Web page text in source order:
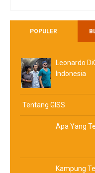
POPULER
Leonardo
Indonesia
Tentang GISS
Apa Yang
Kampung